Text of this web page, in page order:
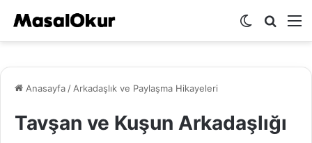
Arama
yap
Dış
görünümü
Anasayfa / Arkadaşlık ve Paylaşma Hikayeleri
Tavşan ve Kuşun Arkadaşlığı